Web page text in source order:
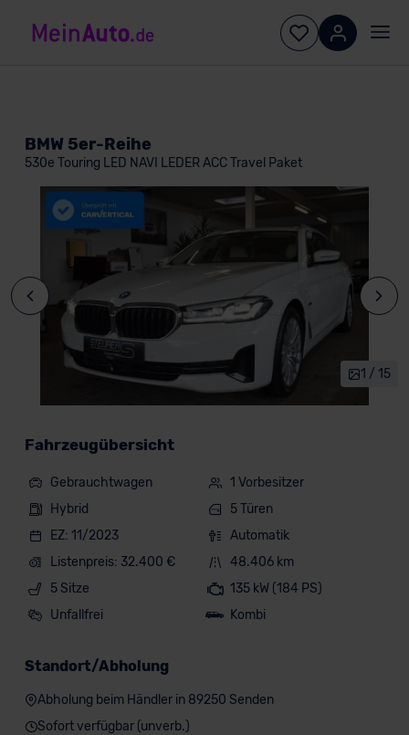
BMW 5er-Reihe
530e Touring LED NAVI LEDER ACC Travel Paket
1 / 15
Fahrzeugübersicht
Gebrauchtwagen
1 Vorbesitzer
Hybrid
5 Türen
EZ: 11/2023
Automatik
Listenpreis: 32.400 €
48.406 km
5 Sitze
135 kW (184 PS)
Unfallfrei
Kombi
Standort/Abholung
Abholung beim Händler in 89250 Senden
Sofort verfügbar (unverb.)